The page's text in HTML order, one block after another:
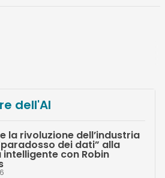
dell'AI
la rivoluzione dell’industria
dei dati” alla
con Robin